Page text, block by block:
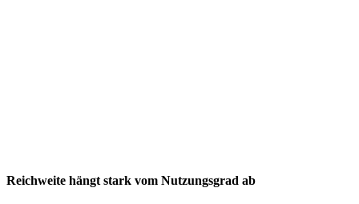
Reichweite hängt stark vom Nutzungsgrad ab